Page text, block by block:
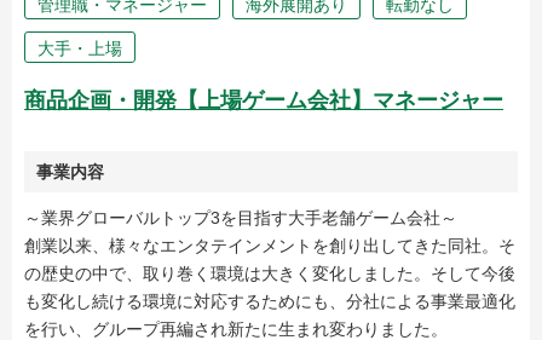
管理職・マネージャー 海外展開あり 転勤なし
大手・上場
商品企画・開発【上場ゲーム会社】マネージャー
事業内容
～業界グローバルトップ3を目指す大手老舗ゲーム会社～
創業以来、様々なエンタテインメントを創り出してきた同社。そ
の歴史の中で、取り巻く環境は大きく変化しました。そして今後
も変化し続ける環境に対応するためにも、分社による事業最適化
を行い、グループ再編され新たに生まれ変わりました。